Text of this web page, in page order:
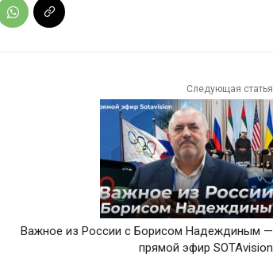
Следующая статья
Важное из России с Борисом Надеждиным —
прямой эфир SOTAvision